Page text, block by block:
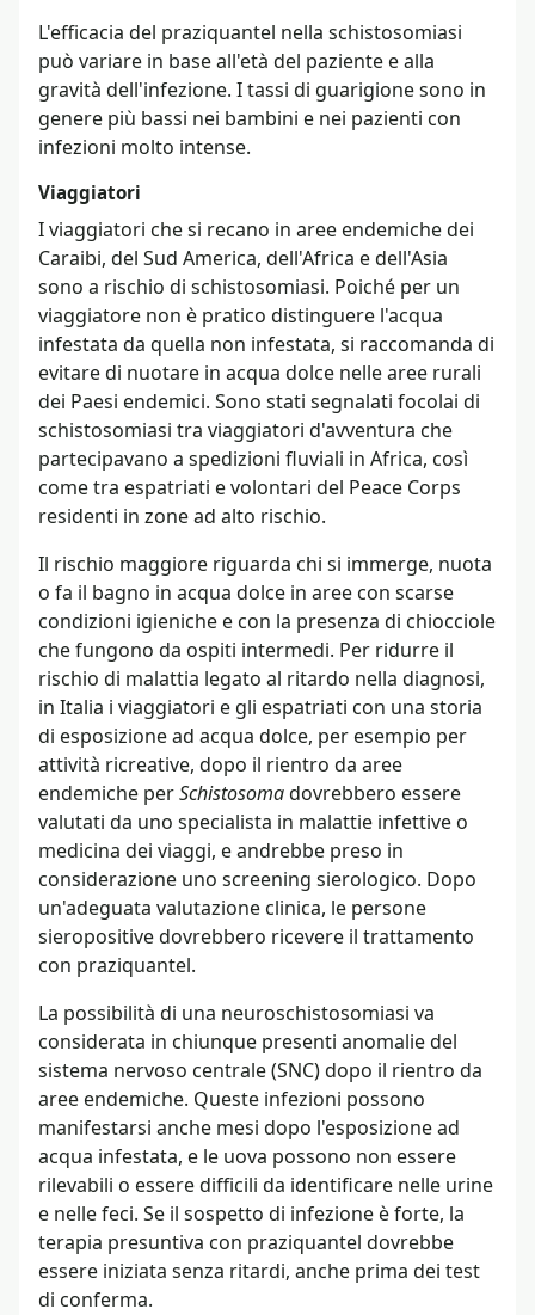
L'efficacia del praziquantel nella schistosomiasi
può variare in base all'età del paziente e alla
gravità dell'infezione. I tassi di guarigione sono in
genere più bassi nei bambini e nei pazienti con
infezioni molto intense.
Viaggiatori
I viaggiatori che si recano in aree endemiche dei
Caraibi, del Sud America, dell'Africa e dell'Asia
sono a rischio di schistosomiasi. Poiché per un
viaggiatore non è pratico distinguere l'acqua
infestata da quella non infestata, si raccomanda di
evitare di nuotare in acqua dolce nelle aree rurali
dei Paesi endemici. Sono stati segnalati focolai di
schistosomiasi tra viaggiatori d'avventura che
partecipavano a spedizioni fluviali in Africa, così
come tra espatriati e volontari del Peace Corps
residenti in zone ad alto rischio.
Il rischio maggiore riguarda chi si immerge, nuota
o fa il bagno in acqua dolce in aree con scarse
condizioni igieniche e con la presenza di chiocciole
che fungono da ospiti intermedi. Per ridurre il
rischio di malattia legato al ritardo nella diagnosi,
in Italia i viaggiatori e gli espatriati con una storia
di esposizione ad acqua dolce, per esempio per
attività ricreative, dopo il rientro da aree
endemiche perSchistosomadovrebbero essere
valutati da uno specialista in malattie infettive o
medicina dei viaggi, e andrebbe preso in
considerazione uno screening sierologico. Dopo
un'adeguata valutazione clinica, le persone
sieropositive dovrebbero ricevere il trattamento
con praziquantel.
La possibilità di una neuroschistosomiasi va
considerata in chiunque presenti anomalie del
sistema nervoso centrale (SNC) dopo il rientro da
aree endemiche. Queste infezioni possono
manifestarsi anche mesi dopo l'esposizione ad
acqua infestata, e le uova possono non essere
rilevabili o essere difficili da identificare nelle urine
e nelle feci. Se il sospetto di infezione è forte, la
terapia presuntiva con praziquantel dovrebbe
essere iniziata senza ritardi, anche prima dei test
di conferma.